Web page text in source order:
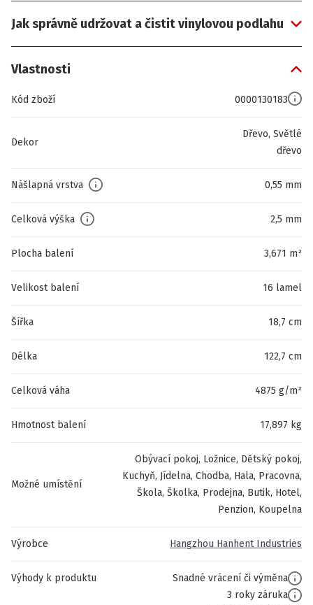
Jak správně udržovat a čistit vinylovou podlahu
Vlastnosti
Kód zboží 0000130183
Dekor
Dřevo, Světlé
dřevo
Nášlapná vrstva 0,55 mm
Celková výška 2,5 mm
Plocha balení 3,671 m²
Velikost balení 16 lamel
Šířka 18,7 cm
Délka 122,7 cm
Celková váha 4875 g/m²
Hmotnost balení 17,897 kg
Možné umístění
Obývací pokoj, Ložnice, Dětský pokoj,
Kuchyň, Jídelna, Chodba, Hala, Pracovna,
Škola, Školka, Prodejna, Butik, Hotel,
Penzion, Koupelna
Výrobce Hangzhou Hanhent Industries
Výhody k produktu
Snadné vrácení či výměna
3 roky záruka